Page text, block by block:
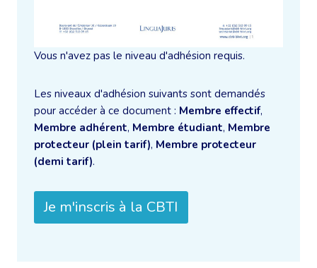
Vous n'avez pas le niveau d'adhésion requis.
Les niveaux d'adhésion suivants sont demandés
pour accéder à ce document : Membre effectif,
Membre adhérent, Membre étudiant, Membre
protecteur (plein tarif), Membre protecteur
(demi tarif).
Je m'inscris à la CBTI